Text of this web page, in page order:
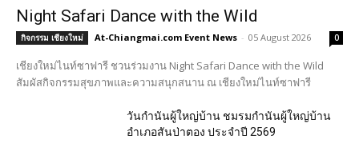
Night Safari Dance with the Wild
กิจกรรม เชียงใหม่ At-Chiangmai.com Event News - 05 August 2026 0
เชียงใหม่ไนท์ซาฟารี ชวนร่วมงาน Night Safari Dance with the Wild
สัมผัสกิจกรรมสุขภาพและความสนุกสนาน ณ เชียงใหม่ไนท์ซาฟารี
วันกำนันผู้ใหญ่บ้าน ชมรมกำนันผู้ใหญ่บ้าน
อำเภอสันป่าตอง ประจำปี 2569